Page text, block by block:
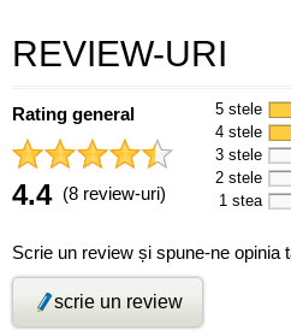
REVIEW-URI
Rating general
4.4 (8 review-uri)
5 stele
4 stele
3 stele
2 stele
1 stea
Scrie un review și spune-ne opinia
scrie un review